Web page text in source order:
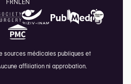
FRNLEN
sources médicales publiques et
affiliation ni approbation.